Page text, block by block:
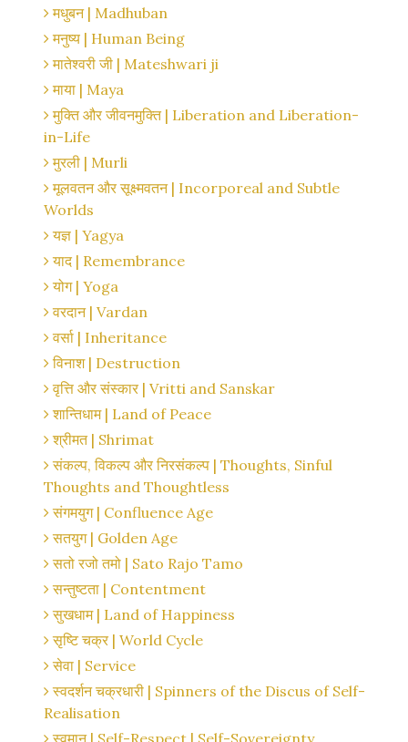
मधुबन | Madhuban
मनुष्य | Human Being
मातेश्वरी जी | Mateshwari ji
माया | Maya
मुक्ति और जीवनमुक्ति | Liberation and Liberation-
in-Life
मुरली | Murli
मूलवतन और सूक्ष्मवतन | Incorporeal and Subtle
Worlds
यज्ञ | Yagya
याद | Remembrance
योग | Yoga
वरदान | Vardan
वर्सा | Inheritance
विनाश | Destruction
वृत्ति और संस्कार | Vritti and Sanskar
शान्तिधाम | Land of Peace
श्रीमत | Shrimat
संकल्प, विकल्प और निरसंकल्प | Thoughts, Sinful
Thoughts and Thoughtless
संगमयुग | Confluence Age
सतयुग | Golden Age
सतो रजो तमो | Sato Rajo Tamo
सन्तुष्टता | Contentment
सुखधाम | Land of Happiness
सृष्टि चक्र | World Cycle
सेवा | Service
स्वदर्शन चक्रधारी | Spinners of the Discus of Self-
Realisation
स्वमान | Self-Respect | Self-Sovereignty